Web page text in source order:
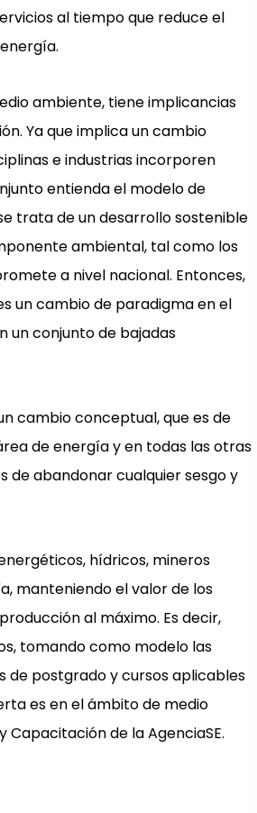
al tiempo que reduce el
ambiente, tiene implicancias
Ya que implica un cambio
e industrias incorporen
entienda el modelo de
trata de un desarrollo sostenible
ambiental, tal como los
a nivel nacional. Entonces,
un cambio de paradigma en el
un conjunto de bajadas
cambio conceptual, que es de
de energía y en todas las otras
de abandonar cualquier sesgo y
hídricos, mineros
manteniendo el valor de los
al máximo. Es decir,
tomando como modelo las
de postgrado y cursos aplicables
es en el ámbito de medio
Capacitación de la AgenciaSE.